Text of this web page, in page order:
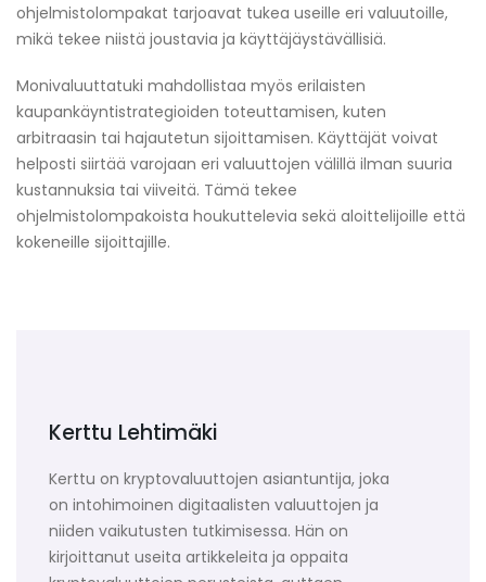
ohjelmistolompakat tarjoavat tukea useille eri valuutoille,
mikä tekee niistä joustavia ja käyttäjäystävällisiä.
Monivaluuttatuki mahdollistaa myös erilaisten
kaupankäyntistrategioiden toteuttamisen, kuten
arbitraasin tai hajautetun sijoittamisen. Käyttäjät voivat
helposti siirtää varojaan eri valuuttojen välillä ilman suuria
kustannuksia tai viiveitä. Tämä tekee
ohjelmistolompakoista houkuttelevia sekä aloittelijoille että
kokeneille sijoittajille.
Kerttu Lehtimäki
Kerttu on kryptovaluuttojen asiantuntija, joka
on intohimoinen digitaalisten valuuttojen ja
niiden vaikutusten tutkimisessa. Hän on
kirjoittanut useita artikkeleita ja oppaita